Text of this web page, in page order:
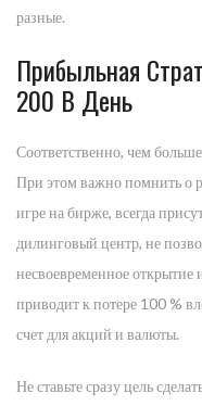
разные.
Прибыльная
200 В День
Соответственно, чем
При этом важно помнить о
игре на бирже, всегда
дилинговый центр, не
несвоевременное открытие
приводит к потере 100 %
счет для акций и валюты.
Не ставьте сразу цель